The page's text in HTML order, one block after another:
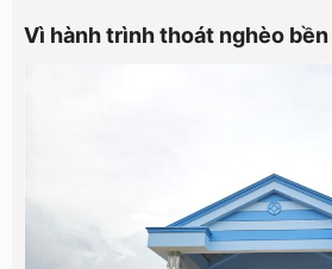
Vì hành trình thoát nghèo